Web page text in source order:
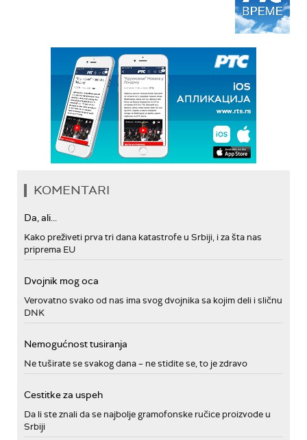
KOMENTARI
Da, ali...
Kako preživeti prva tri dana katastrofe u Srbiji, i za šta nas
priprema EU
Dvojnik mog oca
Verovatno svako od nas ima svog dvojnika sa kojim deli i sličnu
DNK
Nemogućnost tusiranja
Ne tuširate se svakog dana – ne stidite se, to je zdravo
Cestitke za uspeh
Da li ste znali da se najbolje gramofonske ručice proizvode u
Srbiji